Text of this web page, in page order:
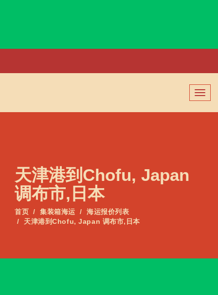
切
换
导
天津港到Chofu, Japan
调布市,日本
首页 集装箱海运
海运报价列表
天津港到Chofu, Japan 调布市,日本